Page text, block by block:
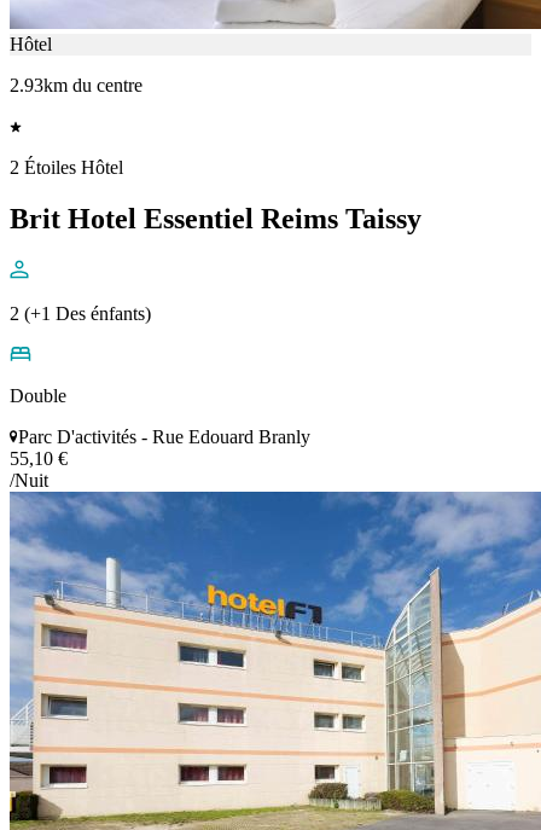
Hôtel
2.93km du centre
2 Étoiles Hôtel
Brit Hotel Essentiel Reims Taissy
2 (+1 Des énfants)
Double
Parc D'activités - Rue Edouard Branly
55,10 €
/Nuit